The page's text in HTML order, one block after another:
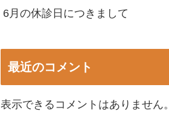
6月の休診日につきまして
最近のコメント
表示できるコメントはありません。